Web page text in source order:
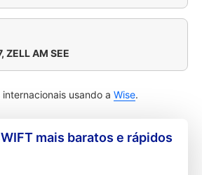
ZELL AM SEE
usando a Wise.
mais baratos e rápidos